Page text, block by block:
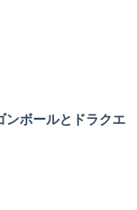
ンボールとドラクエ